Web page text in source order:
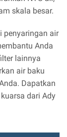
skala besar.
penyaringan air
Anda
lainnya
air baku
Dapatkan
dari Ady